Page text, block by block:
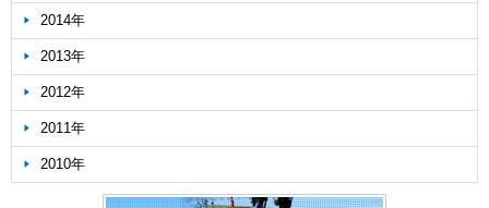
2014年
2013年
2012年
2011年
2010年